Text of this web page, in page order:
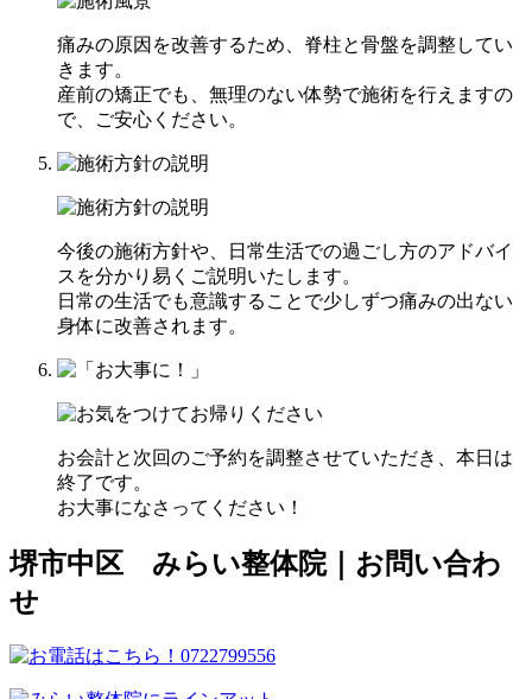
痛みの原因を改善するため、脊柱と骨盤を調整してい
きます。
産前の矯正でも、無理のない体勢で施術を行えますの
で、ご安心ください。
今後の施術方針や、日常生活での過ごし方のアドバイ
スを分かり易くご説明いたします。
日常の生活でも意識することで少しずつ痛みの出ない
身体に改善されます。
お会計と次回のご予約を調整させていただき、本日は
終了です。
お大事になさってください！
堺市中区 みらい整体院｜お問い合わ
せ